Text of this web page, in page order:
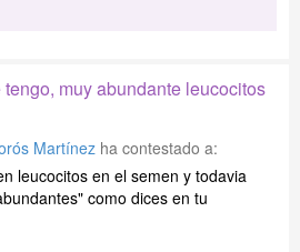
muy abundante leucocitos
Martínez ha contestado a:
leucocitos en el semen y todavia
como dices en tu